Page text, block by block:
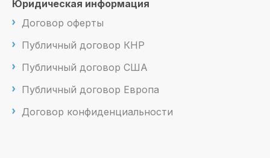
Юридическая информация
Договор оферты
Публичный договор КНР
Публичный договор США
Публичный договор Европа
Договор конфиденциальности